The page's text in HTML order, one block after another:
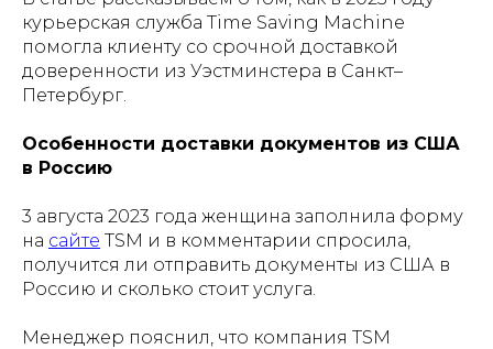
курьерская служба Time Saving Machine
помогла клиенту со срочной доставкой
доверенности из Уэстминстера в Санкт–
Петербург.
Особенности доставки документов из США
в Россию
3 августа 2023 года женщина заполнила форму
на сайте TSM и в комментарии спросила,
получится ли отправить документы из США в
Россию и сколько стоит услуга.
Менеджер пояснил, что компания TSM